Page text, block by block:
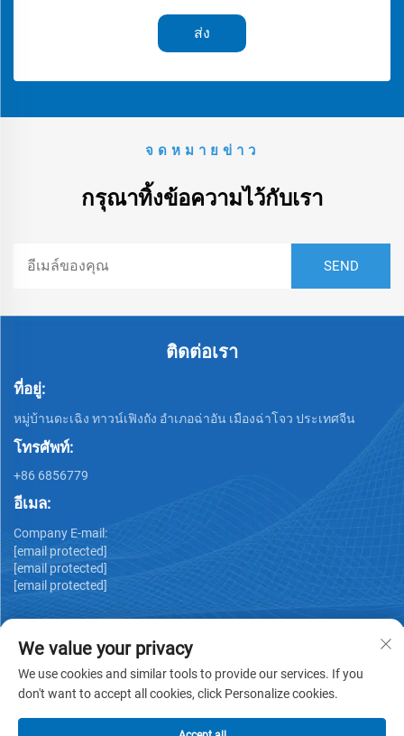
ส่ง
จดหมายข่าว
กรุณาทิ้งข้อความไว้กับเรา
ติดต่อเรา
ที่อยู่:
หมู่บ้านดะเฉิง ทาวน์เฟิงถัง อำเภอฉ่าอัน เมืองฉ่าโจว ประเทศจีน
โทรศัพท์:
+86 6856779
อีเมล:
Company E-mail:
[email protected]
[email protected]
[email protected]
We value your privacy
We use cookies and similar tools to provide our services. If you
don't want to accept all cookies, click Personalize cookies.